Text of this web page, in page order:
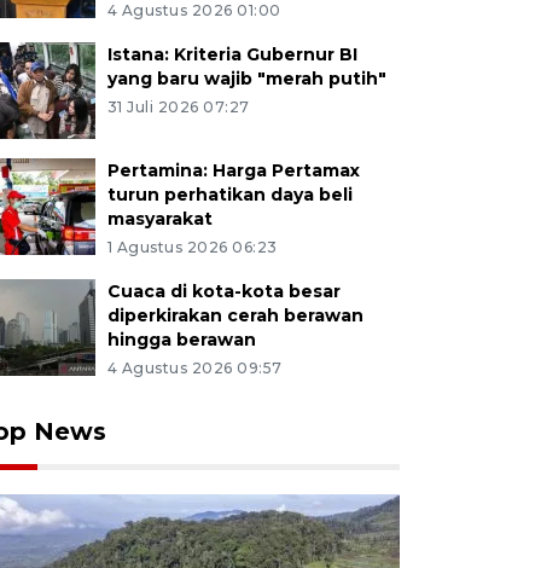
wisatawan mengunjungi Candi Gumpung dalam
(KCBN) Muarajambi di Muaro Jambi, Jambi, Kamis
budaya yang diperkirakan dibangun pada abad ke-6
4 Agustus 2026 01:00
Istana: Kriteria Gubernur BI
yang baru wajib "merah putih"
31 Juli 2026 07:27
Pertamina: Harga Pertamax
turun perhatikan daya beli
masyarakat
1 Agustus 2026 06:23
Cuaca di kota-kota besar
diperkirakan cerah berawan
hingga berawan
4 Agustus 2026 09:57
News